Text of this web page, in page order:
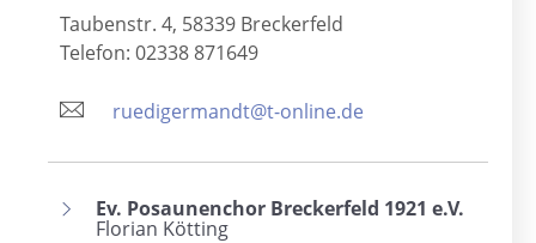
Taubenstr. 4, 58339 Breckerfeld
Telefon: 02338 871649
ruedigermandt@t-online.de
Ev. Posaunenchor Breckerfeld 1921 e.V.
Florian Kötting